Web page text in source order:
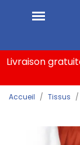
Livraison
Accueil Tissus